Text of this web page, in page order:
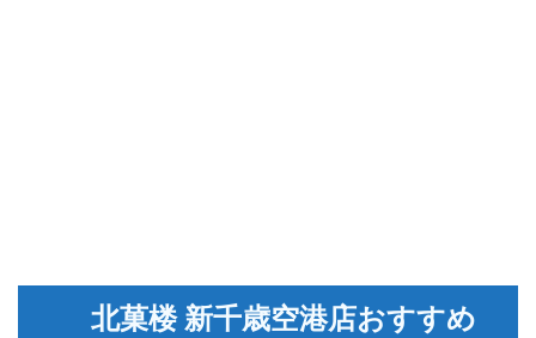
北菓楼 新千歳空港店おすすめ